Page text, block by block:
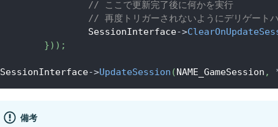
// ここで更新完了後に何かを実行
// 再度トリガーされないようにデリゲート
		SessionInterface
->
}) ) ;
SessionInterface->UpdateSession (NAME_GameSession ,
備考